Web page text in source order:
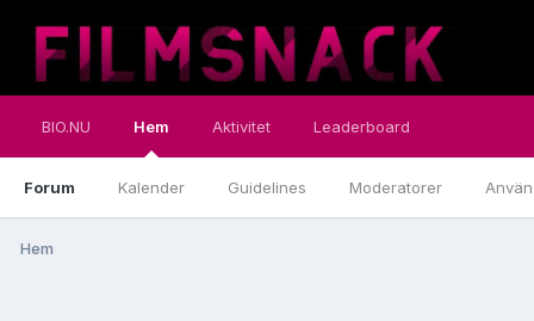
BIO.NU Hem
Forum Kalender Guidelines Moderatorer
Aktivitet Leaderboard
Hem